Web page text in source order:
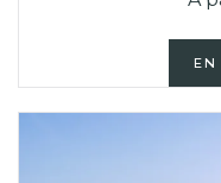
EN